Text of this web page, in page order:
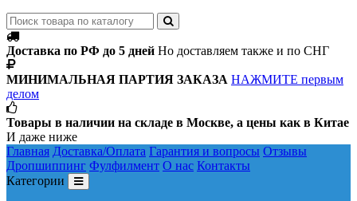
Доставка по РФ до 5 дней Но доставляем также и по СНГ
МИНИМАЛЬНАЯ ПАРТИЯ ЗАКАЗА НАЖМИТЕ первым
делом
Товары в наличии на складе в Москве, а цены как в Китае
И даже ниже
Главная Доставка/Оплата Гарантия и вопросы Отзывы
Дропшиппинг Фулфилмент О нас Контакты
Категории